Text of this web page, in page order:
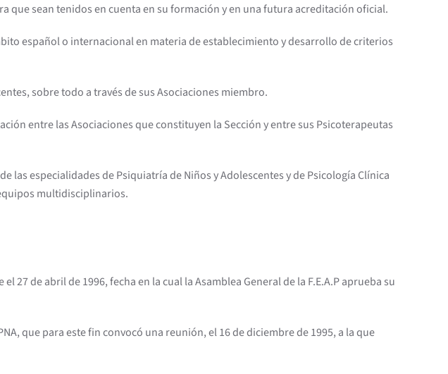
que sean tenidos en cuenta en su formación y en una futura acreditación oficial.
español o internacional en materia de establecimiento y desarrollo de criterios
sobre todo a través de sus Asociaciones miembro.
entre las Asociaciones que constituyen la Sección y entre sus Psicoterapeutas
especialidades de Psiquiatría de Niños y Adolescentes y de Psicología Clínica
multidisciplinarios.
27 de abril de 1996, fecha en la cual la Asamblea General de la F.E.A.P aprueba su
que para este fin convocó una reunión, el 16 de diciembre de 1995, a la que